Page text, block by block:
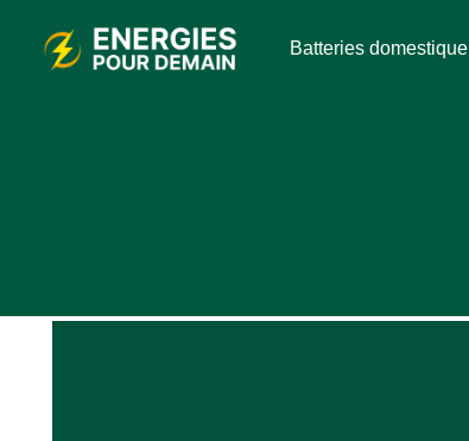
Batteries domestique